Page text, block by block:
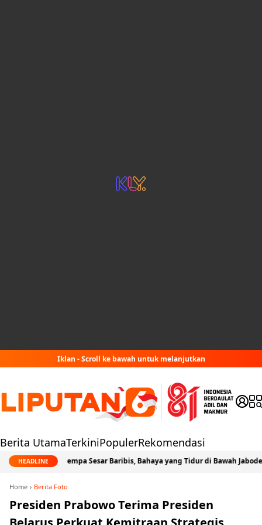
Iklan - Scroll ke bawah untuk melanjutkan
Berita UtamaTerkiniPopulerRekomendasi
HEADLINE
Jejak Gempa Sesar Baribis, Bahaya yang Tidur di Bawah Jabodetabek
Home Berita Foto
Presiden Prabowo Terima Presiden